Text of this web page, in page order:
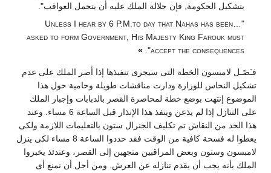
بتشكيل الحكومة, فإن جلالة الملك عليه أن يتحمل العواقب".
"…Unless I hear by 6 P.M.to day that Nahas has been
asked to form Government, His Majesty King Farouk must
accept the consequences".
»
فـَصًـل لامبسون الخطة التى سيجرى تنفيذها إذا أصر الملك على عدم
تشكيل النحاس للوزارة ودارت مناقشات طويلة وحامية حول هذا
الموضوع إنتهت بوضع خطة لمحاصرة القصر بالدبابات وإجبار الملك
على التنازل إذا لم يذعن وينفذ هذا الإنذار قبل الساعة 6 مساء. وعند
هذا الحد من النقاش تم تكليف الجنرال ستون بالتعليمات اللازمة ولكى
يعطوا له فسحة كافية من الوقت فقد حددوا الساعة 8 مساء لكى ينزل
لامبسون وستون وبعض المراقبين متجهين إلى القصر، وعندئذ يخبروا
الملك بأنه يجب أن يقدم تنازله عن العرش. ومن أجل أن نمنع أى